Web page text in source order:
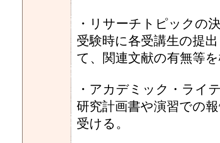
・リサーチトピックの
受験時に各受講生の提
て、関連文献の有無等
・アカデミック・ライ
研究計画書や演習での
受ける。